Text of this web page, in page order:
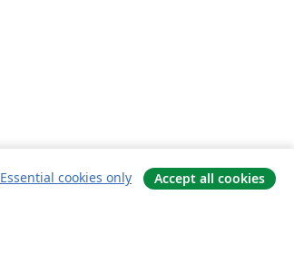
Essential cookies only Accept all cookies